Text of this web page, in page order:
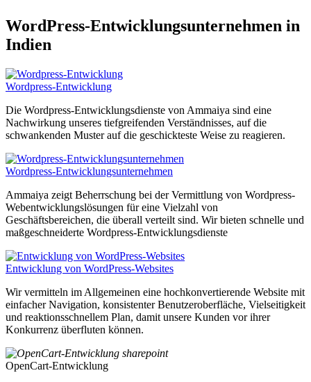
WordPress-Entwicklungsunternehmen in
Indien
Wordpress-Entwicklung
Die Wordpress-Entwicklungsdienste von Ammaiya sind eine
Nachwirkung unseres tiefgreifenden Verständnisses, auf die
schwankenden Muster auf die geschickteste Weise zu reagieren.
Wordpress-Entwicklungsunternehmen
Ammaiya zeigt Beherrschung bei der Vermittlung von Wordpress-
Webentwicklungslösungen für eine Vielzahl von
Geschäftsbereichen, die überall verteilt sind. Wir bieten schnelle und
maßgeschneiderte Wordpress-Entwicklungsdienste
Entwicklung von WordPress-Websites
Wir vermitteln im Allgemeinen eine hochkonvertierende Website mit
einfacher Navigation, konsistenter Benutzeroberfläche, Vielseitigkeit
und reaktionsschnellem Plan, damit unsere Kunden vor ihrer
Konkurrenz überfluten können.
OpenCart-Entwicklung